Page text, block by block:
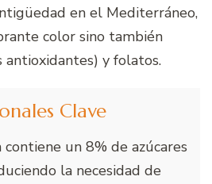
en el Mediterráneo,
color sino también
y folatos.
Clave
contiene un 8% de azúcares
la necesidad de